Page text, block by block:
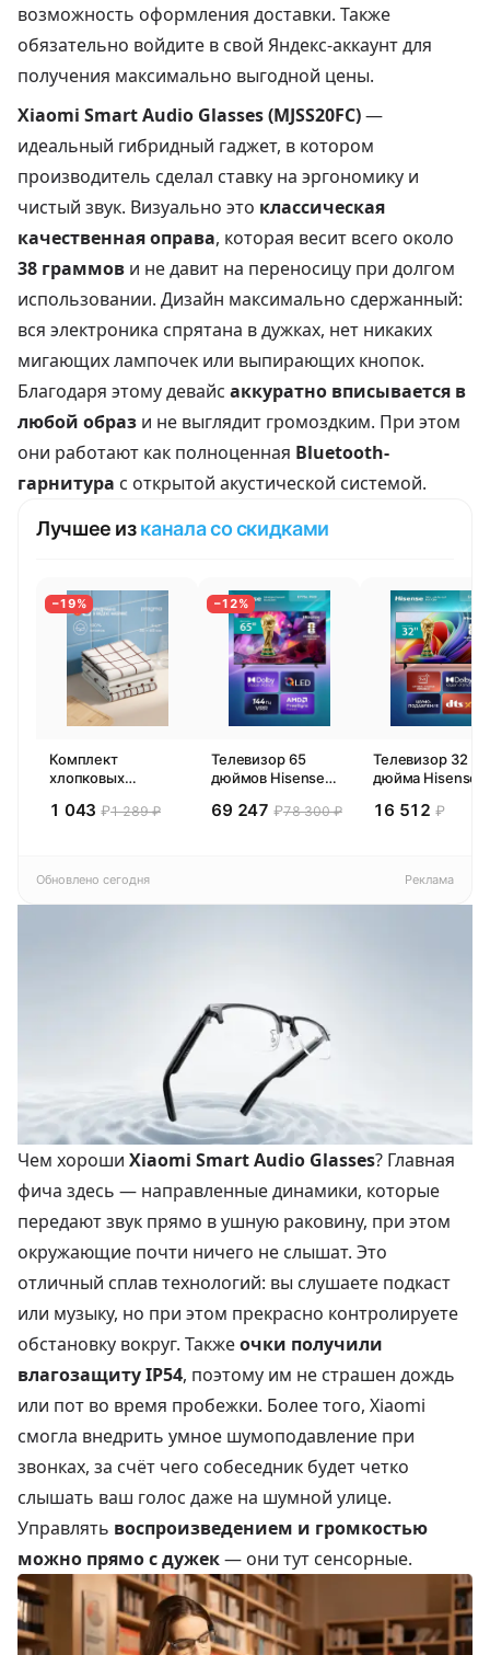
возможность оформления доставки. Также
обязательно войдите в свой Яндекс-аккаунт для
получения максимально выгодной цены.
Xiaomi Smart Audio Glasses (MJSS20FC)—
идеальный гибридный гаджет, в котором
производитель сделал ставку на эргономику и
чистый звук. Визуально это классическая
качественная оправа, которая весит всего около
38 граммов и не давит на переносицу при долгом
использовании. Дизайн максимально сдержанный:
вся электроника спрятана в дужках, нет никаких
мигающих лампочек или выпирающих кнопок.
Благодаря этому девайс аккуратно вписывается в
любой образ и не выглядит громоздким. При этом
они работают как полноценная Bluetooth-
гарнитура с открытой акустической системой.
Лучшее изканала со скидками
−19%
Комплект
хлопковых
полотенец 4 шт,
1 043₽1 289 ₽
−12%
Телевизор 65
дюймов Hisense
(2026) Смарт ТВ
69 247 ₽78 300 ₽
Телевизор 32
дюйма Hisense
Смарт ТВ HD
16 512 ₽
Обновлено сегодня Реклама
Чем хороши Xiaomi Smart Audio Glasses? Главная
фича здесь — направленные динамики, которые
передают звук прямо в ушную раковину, при этом
окружающие почти ничего не слышат. Это
отличный сплав технологий: вы слушаете подкаст
или музыку, но при этом прекрасно контролируете
обстановку вокруг. Такжеочки получили
влагозащиту IP54, поэтому им не страшен дождь
или пот во время пробежки. Более того, Xiaomi
смогла внедрить умное шумоподавление при
звонках, за счёт чего собеседник будет четко
слышать ваш голос даже на шумной улице.
Управлять воспроизведением и громкостью
можно прямо с дужек— они тут сенсорные.